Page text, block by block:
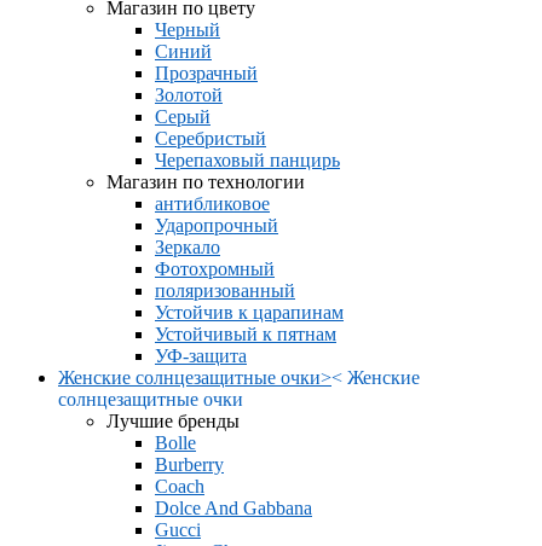
Магазин по цвету
Черный
Синий
Прозрачный
Золотой
Серый
Серебристый
Черепаховый панцирь
Магазин по технологии
антибликовое
Ударопрочный
Зеркало
Фотохромный
поляризованный
Устойчив к царапинам
Устойчивый к пятнам
УФ-защита
Женские солнцезащитные очки>< Женские
солнцезащитные очки
Лучшие бренды
Bolle
Burberry
Coach
Dolce And Gabbana
Gucci